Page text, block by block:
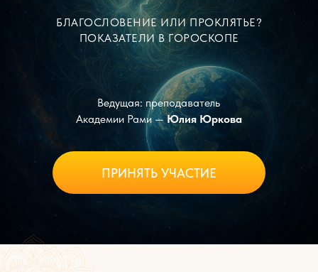
БЛАГОСЛОВЕНИЕ ИЛИ ПРОКЛЯТЬЕ?
ПОКАЗАТЕЛИ В ГОРОСКОПЕ
Ведущая: преподаватель
Академии Рами —Юлия Юркова
ПРИНЯТЬ УЧАСТИЕ